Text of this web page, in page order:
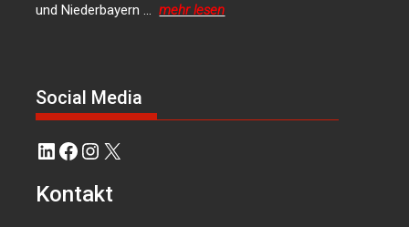
und Niederbayern …mehr lesen
Social Media
LinkedIn
Facebook
Instagram
X
Kontakt